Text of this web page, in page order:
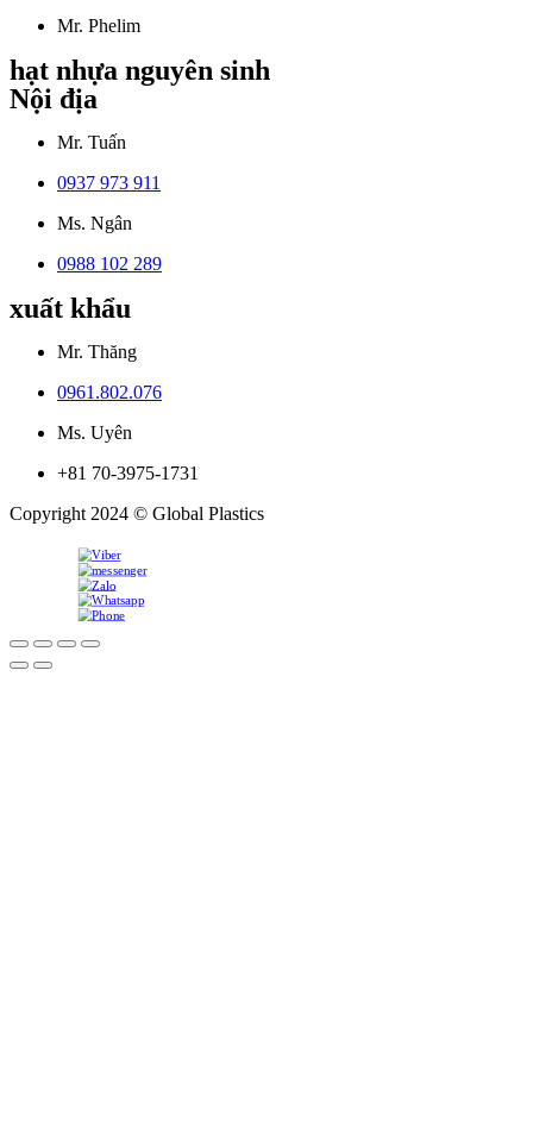
Mr. Phelim
hạt nhựa nguyên sinh
Nội địa
Mr. Tuấn
0937 973 911
Ms. Ngân
0988 102 289
xuất khẩu
Mr. Thăng
0961.802.076
Ms. Uyên
+81 70-3975-1731
Copyright 2024 © Global Plastics